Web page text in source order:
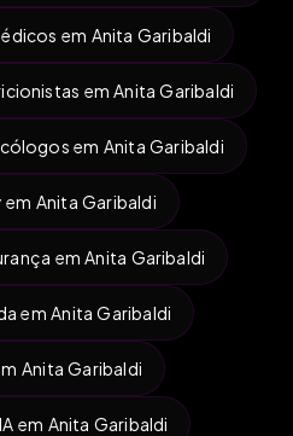
em Anita Garibaldi
em Anita Garibaldi
em Anita Garibaldi
Anita Garibaldi
em Anita Garibaldi
em Anita Garibaldi
Anita Garibaldi
em Anita Garibaldi